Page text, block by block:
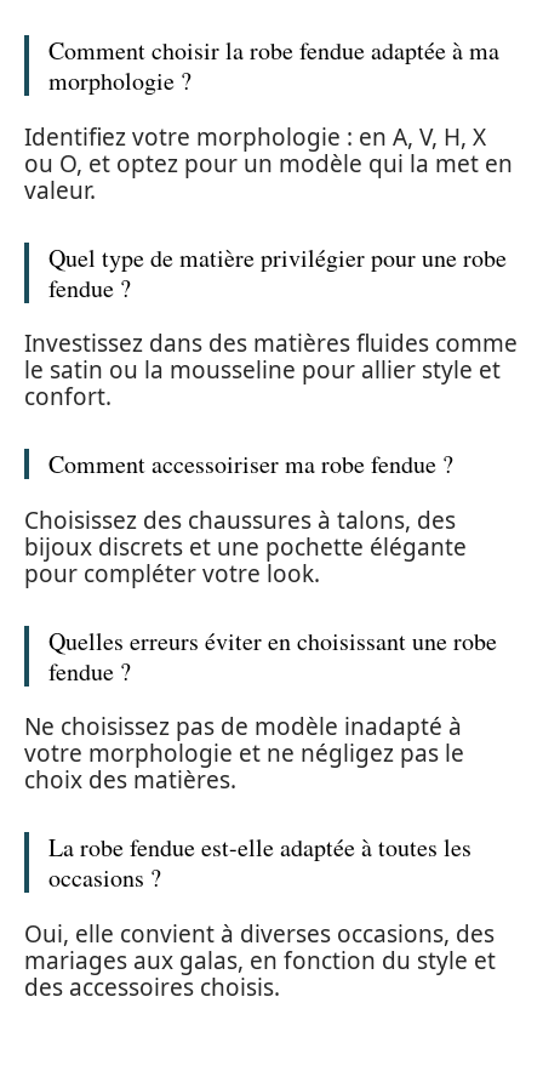
Comment choisir la robe fendue adaptée à ma
morphologie ?
Identifiez votre morphologie : en A, V, H, X
ou O, et optez pour un modèle qui la met en
valeur.
Quel type de matière privilégier pour une robe
fendue ?
Investissez dans des matières fluides comme
le satin ou la mousseline pour allier style et
confort.
Comment accessoiriser ma robe fendue ?
Choisissez des chaussures à talons, des
bijoux discrets et une pochette élégante
pour compléter votre look.
Quelles erreurs éviter en choisissant une robe
fendue ?
Ne choisissez pas de modèle inadapté à
votre morphologie et ne négligez pas le
choix des matières.
La robe fendue est-elle adaptée à toutes les
occasions ?
Oui, elle convient à diverses occasions, des
mariages aux galas, en fonction du style et
des accessoires choisis.